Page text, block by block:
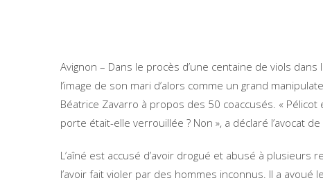
Avignon – Dans le procès d’une centaine de viols
l’image de son mari d’alors comme un grand
Béatrice Zavarro à propos des 50 coaccusés. « Pélicot
porte était-elle verrouillée ? Non », a déclaré l’avocat
L’aîné est accusé d’avoir drogué et abusé à
l’avoir fait violer par des hommes inconnus. Il a